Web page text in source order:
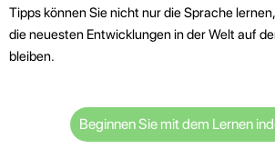
Tipps können Sie nicht nur die Sprache
die neuesten Entwicklungen in der Welt auf
bleiben.
Beginnen Sie mit dem Lernen